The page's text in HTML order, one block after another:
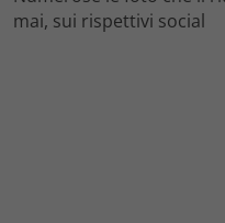
mai, sui rispettivi social